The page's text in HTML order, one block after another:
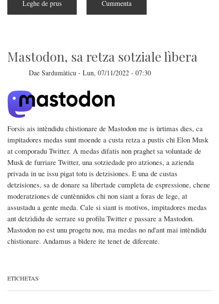
Leghe de prus
e
Internet?
Cummenta
Mastodon, sa retza sotziale lìbera
Dae Sardumàticu - Lun, 07/11/2022 - 07:30
Forsis ais intèndidu chistionare de Mastodon me is ùrtimas dies, ca
impitadores medas sunt moende a custa retza a pustis chi Elon Musk
at comporadu Twitter. A medas difatis non praghet sa voluntade de
Musk de furriare Twitter, una sotziedade pro atziones, a azienda
privada in ue issu pigat totu is detzisiones. E una de custas
detzisiones, sa de donare sa libertade cumpleta de espressione, chene
moderatziones de cuntènnidos chi non siant a foras de lege, at
assustadu a gente meda. Cale si siant is motivos, impitadores medas
ant detzìdidu de serrare su profilu Twitter e passare a Mastodon.
Mastodon no est unu progetu nou, ma medas no nd'ant mai intèndidu
chistionare. Andamus a bìdere ite tenet de diferente.
ETICHETAS